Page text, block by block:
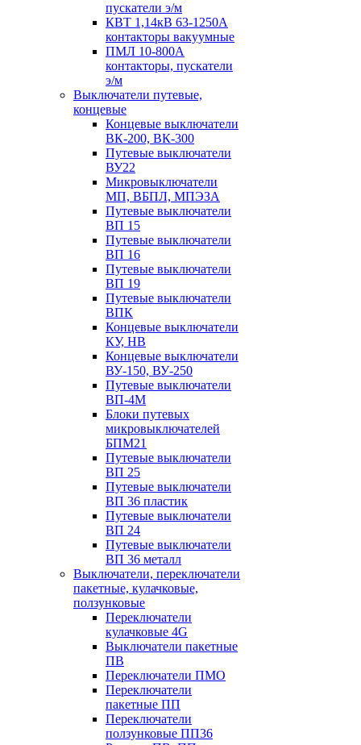
пускатели э/м
КВТ 1,14кВ 63-1250А
контакторы вакуумные
ПМЛ 10-800А
контакторы, пускатели
э/м
Выключатели путевые,
концевые
Концевые выключатели
ВК-200, ВК-300
Путевые выключатели
ВУ22
Микровыключатели
МП, ВБПЛ, МПЭЗА
Путевые выключатели
ВП 15
Путевые выключатели
ВП 16
Путевые выключатели
ВП 19
Путевые выключатели
ВПК
Концевые выключатели
КУ, НВ
Концевые выключатели
ВУ-150, ВУ-250
Путевые выключатели
ВП-4М
Блоки путевых
микровыключателей
БПМ21
Путевые выключатели
ВП 25
Путевые выключатели
ВП 36 пластик
Путевые выключатели
ВП 24
Путевые выключатели
ВП 36 металл
Выключатели, переключатели
пакетные, кулачковые,
ползунковые
Переключатели
кулачковые 4G
Выключатели пакетные
ПВ
Переключатели ПМО
Переключатели
пакетные ПП
Переключатели
ползунковые ПП36